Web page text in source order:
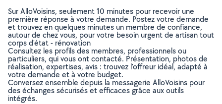
Sur AlloVoisins, seulement 10 minutes pour recevoir une
première réponse à votre demande. Postez votre demande
et trouvez en quelques minutes un membre de confiance,
autour de chez vous, pour votre besoin urgent de artisan tout
corps d'état - rénovation
Consultez les profils des membres, professionnels ou
particuliers, qui vous ont contacté. Présentation, photos de
réalisation, expertises, avis : trouvez l'offreur idéal, adapté à
votre demande et à votre budget.
Conversez ensemble depuis la messagerie AlloVoisins pour
des échanges sécurisés et efficaces grâce aux outils
intégrés.